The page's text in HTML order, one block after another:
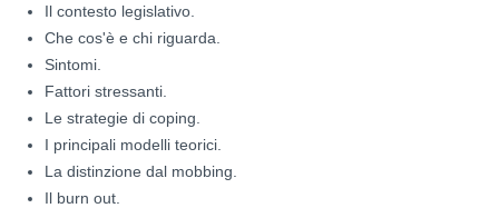
Il contesto legislativo.
Che cos'è e chi riguarda.
Sintomi.
Fattori stressanti.
Le strategie di coping.
I principali modelli teorici.
La distinzione dal mobbing.
Il burn out.